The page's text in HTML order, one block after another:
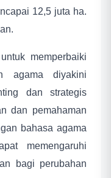
12,5 juta ha.
memperbaiki
agama diyakini
dan strategis
dan pemahaman
bahasa agama
memengaruhi
bagi perubahan